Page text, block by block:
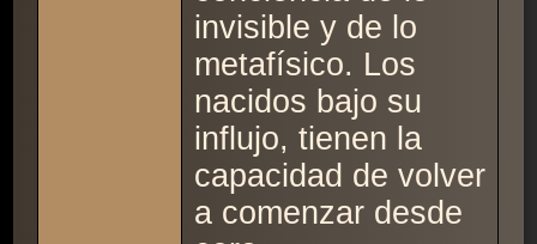
invisible y de lo
metafísico. Los
nacidos bajo su
influjo, tienen la
capacidad de volver
a comenzar desde